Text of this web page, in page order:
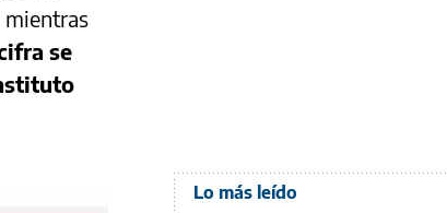
mientras
se
Lo más leído